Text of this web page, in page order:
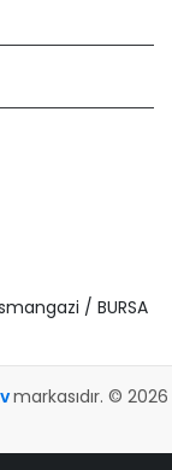
/ BURSA
markasıdır. © 2026